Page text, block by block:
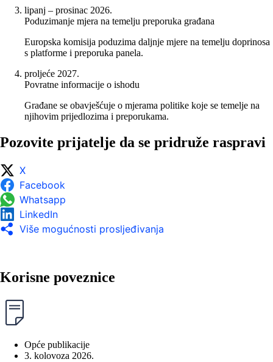
lipanj – prosinac 2026.
Poduzimanje mjera na temelju preporuka građana
Europska komisija poduzima daljnje mjere na temelju doprinosa
s platforme i preporuka panela.
proljeće 2027.
Povratne informacije o ishodu
Građane se obavješćuje o mjerama politike koje se temelje na
njihovim prijedlozima i preporukama.
Pozovite prijatelje da se pridruže raspravi
X
Facebook
Whatsapp
LinkedIn
Više mogućnosti prosljeđivanja
Korisne poveznice
Opće publikacije
3. kolovoza 2026.